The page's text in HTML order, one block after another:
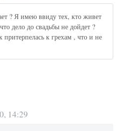
? Я имею ввиду тех, кто живет
дело до свадьбы не дойдет ?
притерпелась к грехам , что и не
14:29